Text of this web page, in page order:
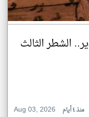
الشطر الثالث
Aug 03, 2026
منذ ٤ أيام